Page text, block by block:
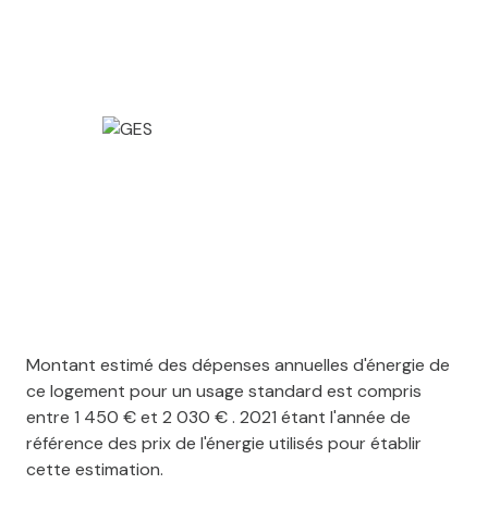
Montant estimé des dépenses annuelles d'énergie de
ce logement pour un usage standard est compris
entre 1 450 € et 2 030 € . 2021 étant l'année de
référence des prix de l'énergie utilisés pour établir
cette estimation.